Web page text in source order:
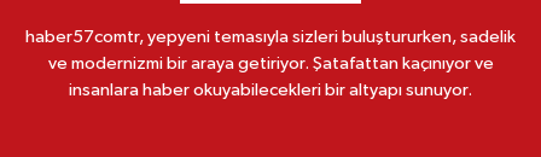
haber57comtr, yepyeni temasıyla sizleri buluştururken, sadelik
ve modernizmi bir araya getiriyor. Şatafattan kaçınıyor ve
insanlara haber okuyabilecekleri bir altyapı sunuyor.